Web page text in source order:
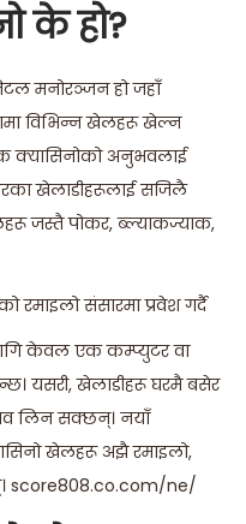
के हो?
मनोरञ्जन हो जहाँ
विभिन्न खेलहरू खेल्न
क्यासिनोको अनुभवलाई
खेलाडीहरूलाई सजिलै
जस्तै पोकर, ब्ल्याकज्याक,
केवल एक कम्प्युटर वा
यसरी, खेलाडीहरू घरमै बसेर
लिन सक्छन्। नयाँ
खेलहरू अझै रमाइलो,
score808.co.com/ne/